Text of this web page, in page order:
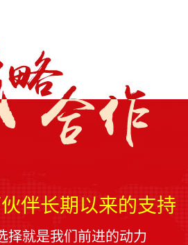
伴长期以来的支持
择就是我们前进的动力